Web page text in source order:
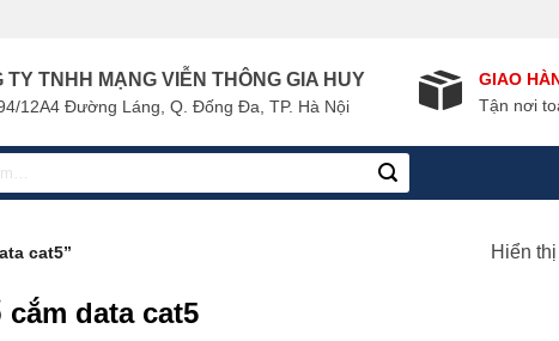
TY TNHH MẠNG VIỄN THÔNG GIA HUY
12A4 Đường Láng, Q. Đống Đa, TP. Hà Nội
GIAO
Tận nơi
cat5” Hiển
cắm data cat5